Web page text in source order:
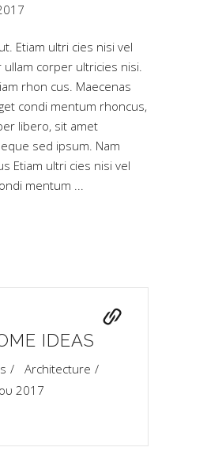
Etiam ultri cies nisi vel
corper ultricies nisi.
rhon cus. Maecenas
condi mentum rhoncus,
libero, sit amet
sed ipsum. Nam
Etiam ultri cies nisi vel
mentum
IDEAS
Architecture
2017